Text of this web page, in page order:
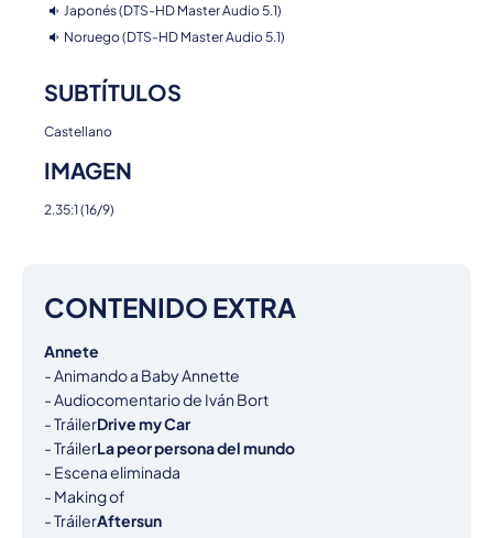
Japonés (DTS-HD Master Audio 5.1)
Noruego (DTS-HD Master Audio 5.1)
SUBTÍTULOS
Castellano
IMAGEN
2.35:1 (16/9)
CONTENIDO EXTRA
Annete
- Animando a Baby Annette
- Audiocomentario de Iván Bort
- TráilerDrive my Car
- TráilerLa peor persona del mundo
- Escena eliminada
- Making of
- TráilerAftersun